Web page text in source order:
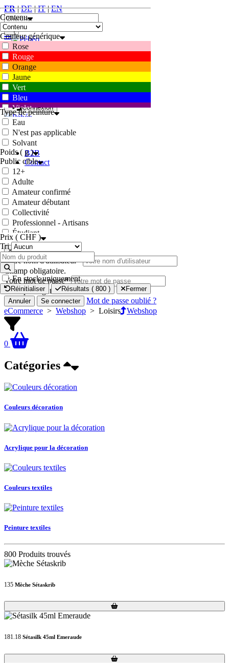
FR|DE|IT|EN
0
FR|DE
0
Connexion
Accueil
Conditions
B2B
Contact
Webshop
×
Votre nom d'utilisateur*
Champ obligatoire.
Votre mot de passe*
Champ obligatoire.
Annuler Se connecter
Mot de passe oublié ?
eCommerce > Webshop > Loisirs Webshop
0
Catégories
Couleurs décoration
Acrylique pour la décoration
Couleurs textiles
Peinture textiles
Contenu
Couleur générique
Rose
Rouge
Orange
Jaune
Vert
Bleu
Violet
Marron
Blanc
Gris
Noir
Type de peinture
Eau
N'est pas applicable
Solvant
Poids ( g )
Public cible
12+
Adulte
Amateur confirmé
Amateur débutant
Collectivité
Professionnel - Artisans
Étudiant
Prix ( CHF )
Tri
En stock uniquement
Réinitialiser Résultats ( 800 ) Fermer
800 Produits trouvés
135 Mèche Sétaskrib
Loading...
Loading...
181.18 Sétasilk 45ml Emeraude
Loading...
Loading...